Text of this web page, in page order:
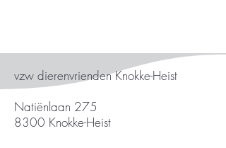
vzw dierenvrienden Knokke-Heist
Natiënlaan 275
8300 Knokke-Heist